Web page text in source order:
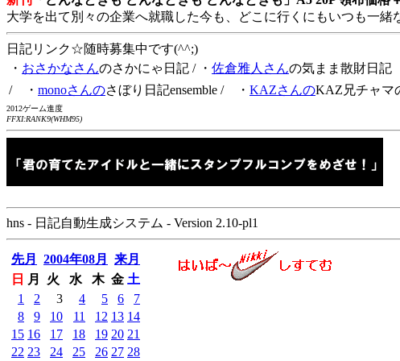
大学を出て別々の企業へ就職した今も、どこに行くにもいつも一
日記リンク☆随時募集中です(^^;)
・ おさかなさんのさかにゃ日記 / ・ 佐倉雅人さんの気まま散財日記
/ ・ monoさんのさぼり日記ensemble / ・ KAZさんのKAZ兄チャマ
2012ゲーム進度
FFXI:RANK9(WHM95)
hns - 日記自動生成システム - Version 2.10-pl1
先月 2004年08月
来月
日
月 火 水 木 金 土
1
2 3 4 5 6
7
8
9 10 11 12 13 14
15 16 17 18 19 20 21
22 23 24 25 26 27 28